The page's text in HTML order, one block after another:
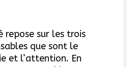
repose sur les trois
que sont le
et l’attention. En